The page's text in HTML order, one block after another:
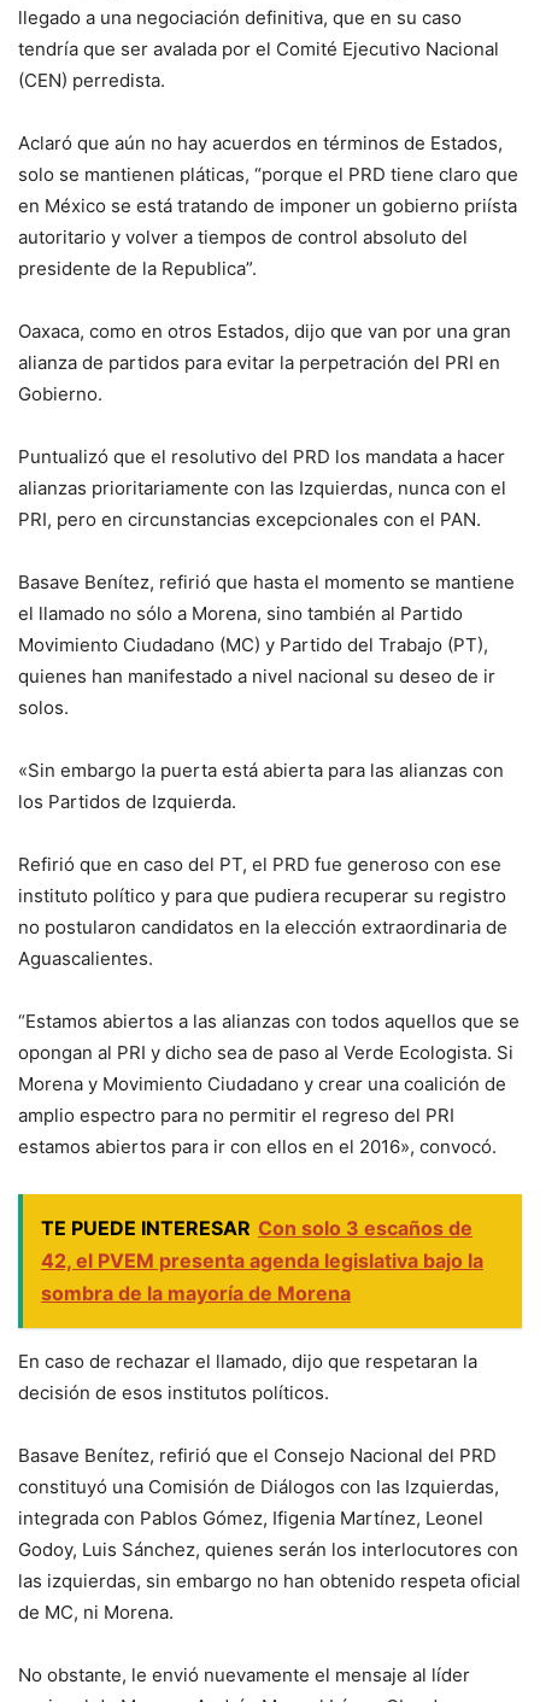
llegado a una negociación definitiva, que en su caso
tendría que ser avalada por el Comité Ejecutivo Nacional
(CEN) perredista.
Aclaró que aún no hay acuerdos en términos de Estados,
solo se mantienen pláticas, “porque el PRD tiene claro que
en México se está tratando de imponer un gobierno priísta
autoritario y volver a tiempos de control absoluto del
presidente de la Republica”.
Oaxaca, como en otros Estados, dijo que van por una gran
alianza de partidos para evitar la perpetración del PRI en
Gobierno.
Puntualizó que el resolutivo del PRD los mandata a hacer
alianzas prioritariamente con las Izquierdas, nunca con el
PRI, pero en circunstancias excepcionales con el PAN.
Basave Benítez, refirió que hasta el momento se mantiene
el llamado no sólo a Morena, sino también al Partido
Movimiento Ciudadano (MC) y Partido del Trabajo (PT),
quienes han manifestado a nivel nacional su deseo de ir
solos.
«Sin embargo la puerta está abierta para las alianzas con
los Partidos de Izquierda.
Refirió que en caso del PT, el PRD fue generoso con ese
instituto político y para que pudiera recuperar su registro
no postularon candidatos en la elección extraordinaria de
Aguascalientes.
“Estamos abiertos a las alianzas con todos aquellos que se
opongan al PRI y dicho sea de paso al Verde Ecologista. Si
Morena y Movimiento Ciudadano y crear una coalición de
amplio espectro para no permitir el regreso del PRI
estamos abiertos para ir con ellos en el 2016», convocó.
TE PUEDE INTERESAR Con solo 3 escaños de
42, el PVEM presenta agenda legislativa bajo la
sombra de la mayoría de Morena
En caso de rechazar el llamado, dijo que respetaran la
decisión de esos institutos políticos.
Basave Benítez, refirió que el Consejo Nacional del PRD
constituyó una Comisión de Diálogos con las Izquierdas,
integrada con Pablos Gómez, Ifigenia Martínez, Leonel
Godoy, Luis Sánchez, quienes serán los interlocutores con
las izquierdas, sin embargo no han obtenido respeta oficial
de MC, ni Morena.
No obstante, le envió nuevamente el mensaje al líder